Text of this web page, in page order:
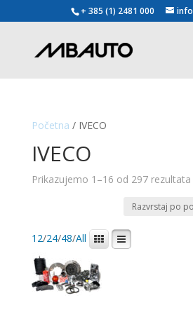
+ 385 (1) 2481 000
Početna / IVECO
IVECO
Prikazujemo 1–16 od 297 rezultata
12/24/48/All